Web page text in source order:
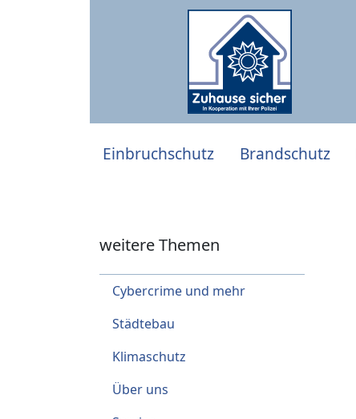
Einbruchschutz Brandschutz
weitere Themen
Cybercrime und mehr
Städtebau
Klimaschutz
Über uns